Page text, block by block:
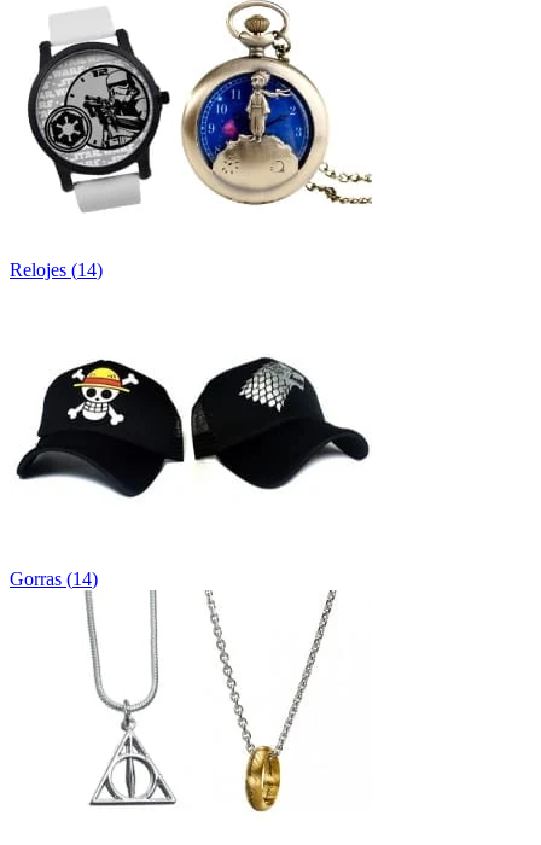
Relojes (14)
Gorras (14)